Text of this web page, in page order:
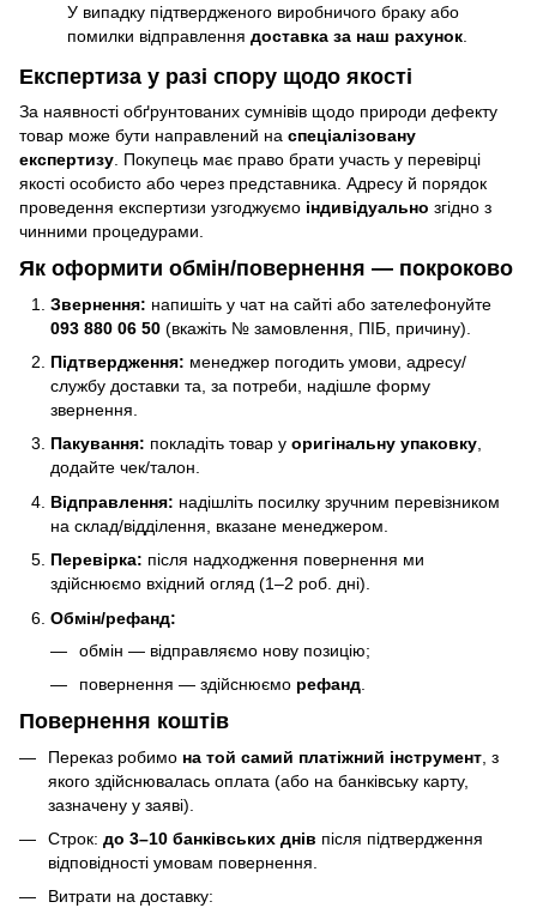
У випадку підтвердженого виробничого браку або
помилки відправлення доставка за наш рахунок
Експертиза у разі спору щодо якості
За наявності обґрунтованих сумнівів щодо природи дефекту
товар може бути направлений на спеціалізовану
експертизу . Покупець має право брати участь у перевірці
якості особисто або через представника. Адресу й порядок
проведення експертизи узгоджуємо індивідуально згідно з
чинними процедурами.
Як оформити обмін/повернення — покроково
Звернення: напишіть у чат на сайті або зателефонуйте
093 880 06 50 (вкажіть № замовлення, ПІБ, причину).
Підтвердження: менеджер погодить умови, адресу/
службу доставки та, за потреби, надішле форму
звернення.
Пакування: покладіть товар у оригінальну упаковку,
додайте чек/талон.
Відправлення: надішліть посилку зручним перевізником
на склад/відділення, вказане менеджером.
Перевірка: після надходження повернення ми
здійснюємо вхідний огляд (1–2 роб. дні).
Обмін/рефанд:
обмін — відправляємо нову позицію;
повернення — здійснюємо рефанд
Повернення коштів
Переказ робимо на той самий платіжний інструмент , з
якого здійснювалась оплата (або на банківську карту,
зазначену у заяві).
Строк: до 3–10 банківських днів після підтвердження
відповідності умовам повернення.
Витрати на доставку: